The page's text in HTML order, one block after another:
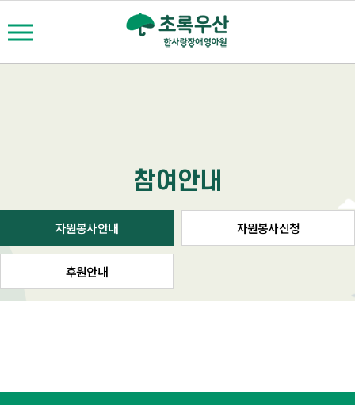
참여안내
자원봉사안내 자원봉사신청
후원안내